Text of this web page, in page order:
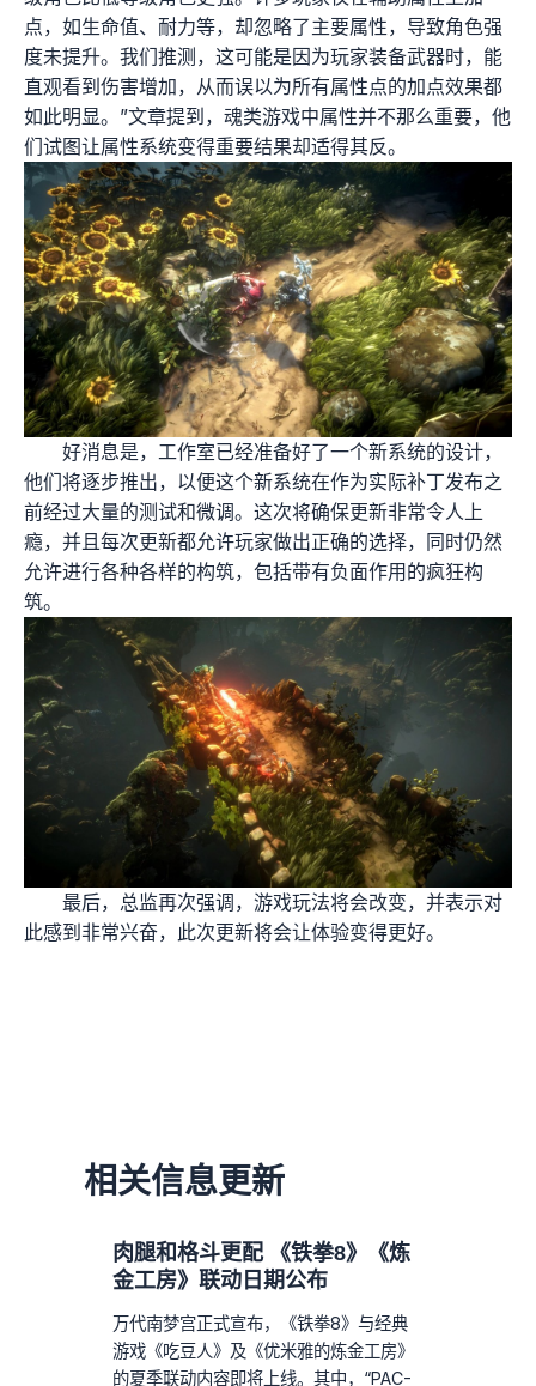
点，如生命值、耐力等，却忽略了主要属性，导致角色强
度未提升。我们推测，这可能是因为玩家装备武器时，能
直观看到伤害增加，从而误以为所有属性点的加点效果都
如此明显。”文章提到，魂类游戏中属性并不那么重要，他
们试图让属性系统变得重要结果却适得其反。
好消息是，工作室已经准备好了一个新系统的设计，
他们将逐步推出，以便这个新系统在作为实际补丁发布之
前经过大量的测试和微调。这次将确保更新非常令人上
瘾，并且每次更新都允许玩家做出正确的选择，同时仍然
允许进行各种各样的构筑，包括带有负面作用的疯狂构
筑。
最后，总监再次强调，游戏玩法将会改变，并表示对
此感到非常兴奋，此次更新将会让体验变得更好。
相关信息更新
肉腿和格斗更配 《铁拳8》《炼
金工房》联动日期公布
万代南梦宫正式宣布，《铁拳8》与经典
游戏《吃豆人》及《优米雅的炼金工房》
的夏季联动内容即将上线。其中，“PAC-